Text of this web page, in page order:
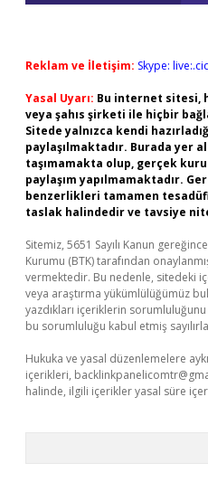
Reklam ve İletişim: Skype:
Yasal Uyarı: Bu internet sitesi,
veya şahıs şirketi ile hiçbir
Sitede yalnızca kendi
paylaşılmaktadır. Burada yer
taşımamakta olup, gerçek
paylaşım yapılmamaktadır.
benzerlikleri tamamen
taslak halindedir ve tavsiye
Sitemiz, 5651 Sayılı Kanun
Kurumu (BTK) tarafından
vermektedir. Bu nedenle, sitedeki
veya araştırma yükümlülüğümüz
yazdıkları içeriklerin
bu sorumluluğu kabul etmiş
Hukuka ve yasal düzenlemelere
içerikleri,
halinde, ilgili içerikler yasal süre